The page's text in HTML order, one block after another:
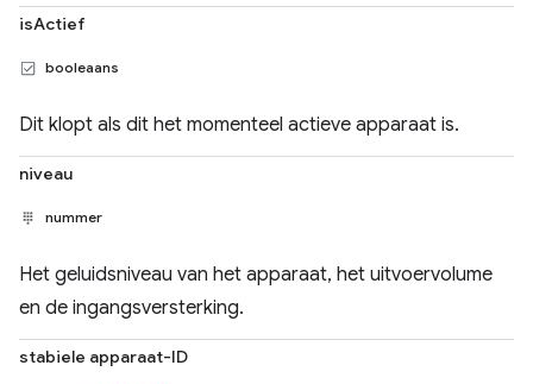
isActief
booleaans
Dit klopt als dit het momenteel actieve apparaat is.
niveau
nummer
Het geluidsniveau van het apparaat, het uitvoervolume
en de ingangsversterking.
stabiele apparaat-ID